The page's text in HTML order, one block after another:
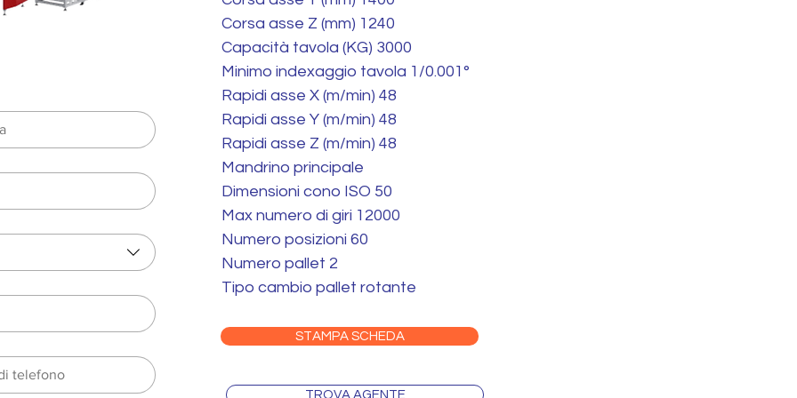
Corsa asse Z (mm) 1240
Capacità tavola (KG) 3000
Minimo indexaggio tavola 1/0.001°
Rapidi asse X (m/min) 48
Rapidi asse Y (m/min) 48
Rapidi asse Z (m/min) 48
Mandrino principale
Dimensioni cono ISO 50
Max numero di giri 12000
Numero posizioni 60
Numero pallet 2
Tipo cambio pallet rotante
STAMPA SCHEDA
TROVA AGENTE